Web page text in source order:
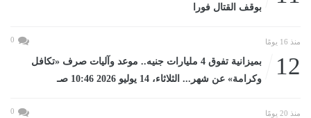
بوقف القتال فورا
منذ 16 يومًا 0
12
بميزانية تفوق 4 مليارات جنيه.. موعد وآليات صرف «تكافل
وكرامة» عن شهر... الثلاثاء، 14 يوليو 2026 10:46 صـ
منذ 20 يومًا 0